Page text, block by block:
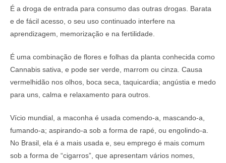
É a droga de entrada para consumo das outras drogas. Barata
e de fácil acesso, o seu uso continuado interfere na
aprendizagem, memorização e na fertilidade.
É uma combinação de flores e folhas da planta conhecida como
Cannabis sativa, e pode ser verde, marrom ou cinza. Causa
vermelhidão nos olhos, boca seca, taquicardia; angústia e medo
para uns, calma e relaxamento para outros.
Vício mundial, a maconha é usada comendo-a, mascando-a,
fumando-a; aspirando-a sob a forma de rapé, ou engolindo-a.
No Brasil, ela é a mais usada e, seu emprego é mais comum
sob a forma de “cigarros”, que apresentam vários nomes,